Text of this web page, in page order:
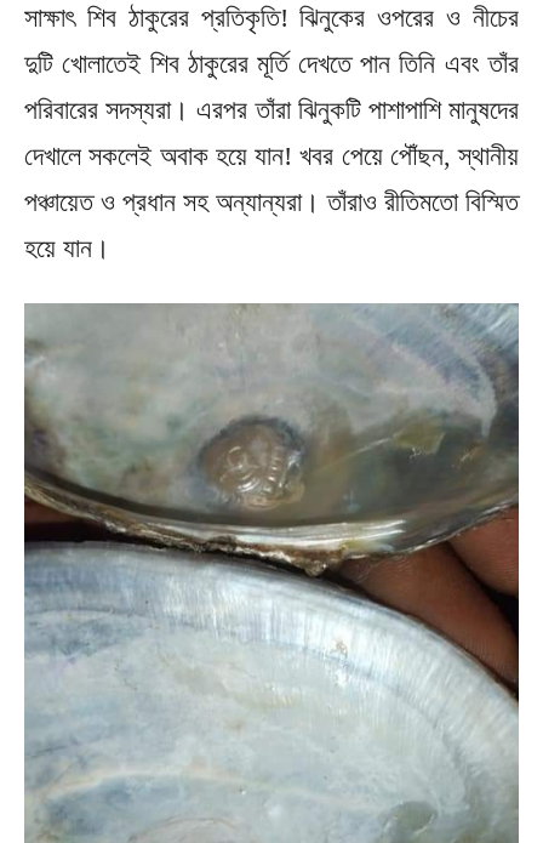
সাক্ষাৎ শিব ঠাকুরের প্রতিকৃতি! ঝিনুকের ওপরের ও নীচের
দুটি খোলাতেই শিব ঠাকুরের মূর্তি দেখতে পান তিনি এবং তাঁর
পরিবারের সদস্যরা। এরপর তাঁরা ঝিনুকটি পাশাপাশি মানুষদের
দেখালে সকলেই অবাক হয়ে যান! খবর পেয়ে পৌঁছন, স্থানীয়
পঞ্চায়েত ও প্রধান সহ অন্যান্যরা। তাঁরাও রীতিমতো বিস্মিত
হয়ে যান।